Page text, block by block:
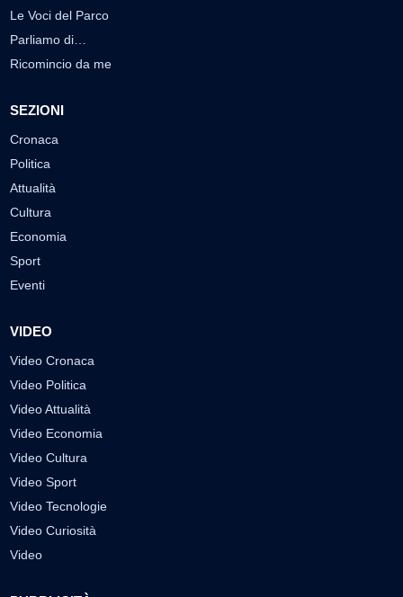
Le Voci del Parco
Parliamo di…
Ricomincio da me
SEZIONI
Cronaca
Politica
Attualità
Cultura
Economia
Sport
Eventi
VIDEO
Video Cronaca
Video Politica
Video Attualità
Video Economia
Video Cultura
Video Sport
Video Tecnologie
Video Curiosità
Video